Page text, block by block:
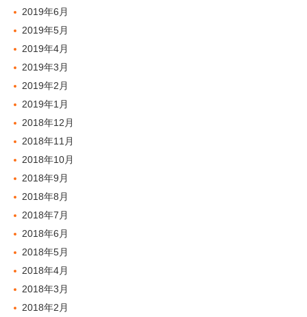
2019年6月
2019年5月
2019年4月
2019年3月
2019年2月
2019年1月
2018年12月
2018年11月
2018年10月
2018年9月
2018年8月
2018年7月
2018年6月
2018年5月
2018年4月
2018年3月
2018年2月